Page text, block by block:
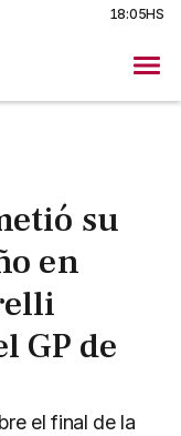
18:05HS
su
en
GP de
el final de la